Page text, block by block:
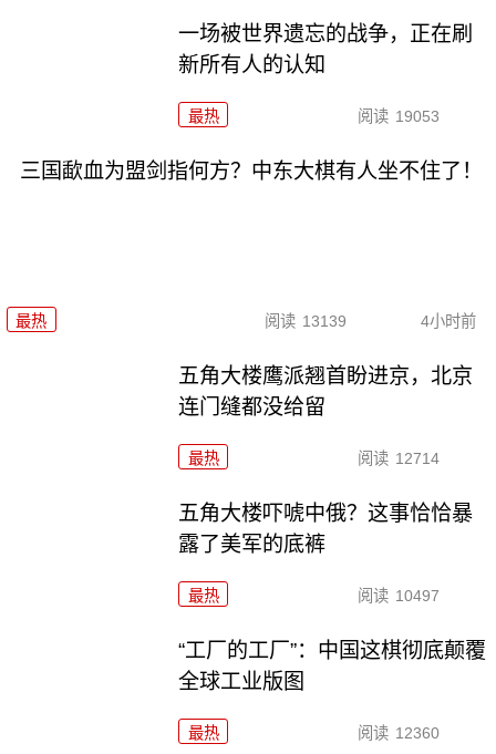
一场被世界遗忘的战争，正在刷
新所有人的认知
最热 阅读 19053
三国歃血为盟剑指何方？中东大棋有人坐不住了！
最热 阅读 13139 4小时前
五角大楼鹰派翘首盼进京，北京
连门缝都没给留
最热 阅读 12714
五角大楼吓唬中俄？这事恰恰暴
露了美军的底裤
最热 阅读 10497
“工厂的工厂”：中国这棋彻底颠覆
全球工业版图
最热 阅读 12360